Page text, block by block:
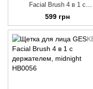
Facial Brush 4 в 1 с
держателем, magenta
599 грн